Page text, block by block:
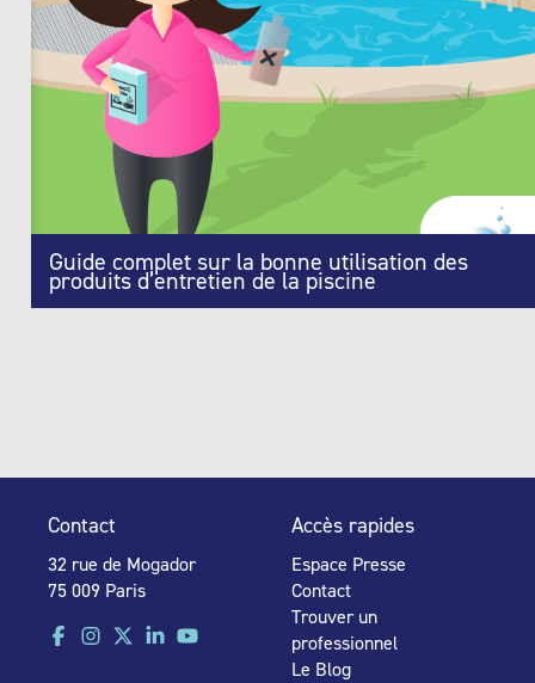
Guide complet sur la bonne utilisation des
produits d’entretien de la piscine
Contact
32 rue de Mogador
75 009 Paris
Accès rapides
Espace Presse
Contact
Trouver un
professionnel
Le Blog